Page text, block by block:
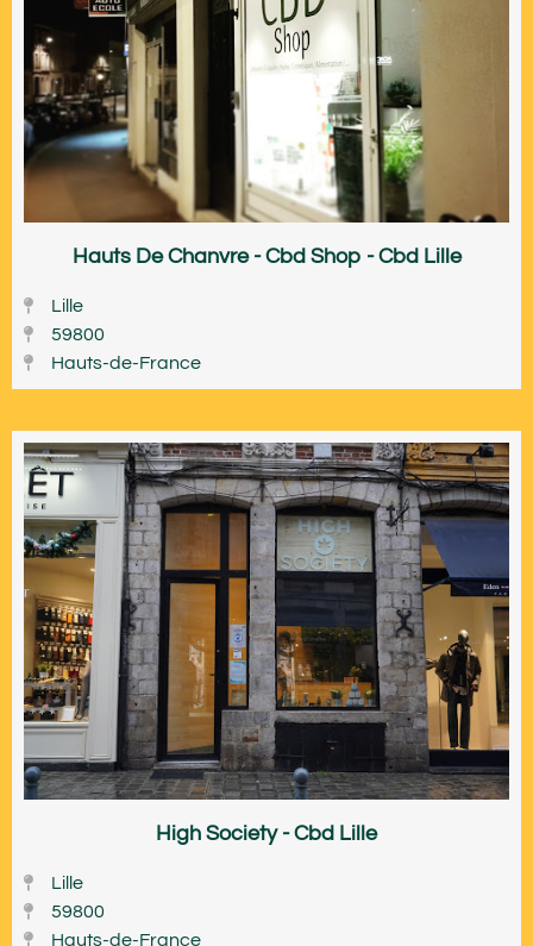
Hauts De Chanvre - Cbd Shop - Cbd Lille
Lille
59800
Hauts-de-France
High Society - Cbd Lille
Lille
59800
Hauts-de-France